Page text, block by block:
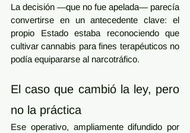
La decisión —que no fue apelada— parecía
convertirse en un antecedente clave: el
propio Estado estaba reconociendo que
cultivar cannabis para fines terapéuticos no
podía equipararse al narcotráfico.
El caso que cambió la ley, pero
no la práctica
Ese operativo, ampliamente difundido por